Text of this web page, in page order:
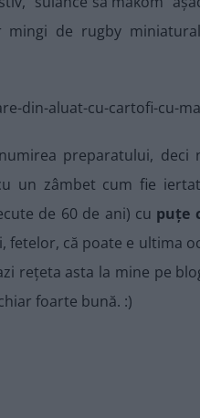
mingi de rugby
preparatului,
un zâmbet cum fie
de 60 de ani) cu puțe
fetelor, că poate e ultima
rețeta asta la mine pe
foarte bună. :)